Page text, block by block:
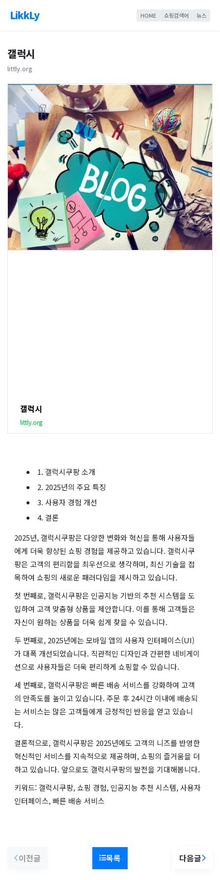
LikkLy HOME 쇼핑검색어 뉴스
갤럭시
littly.org
갤럭시
littly.org
1. 갤럭시쿠팡 소개
2. 2025년의 주요 특징
3. 사용자 경험 개선
4. 결론
2025년, 갤럭시쿠팡은 다양한 변화와 혁신을 통해 사용자들
에게 더욱 향상된 쇼핑 경험을 제공하고 있습니다. 갤럭시쿠
팡은 고객의 편리함을 최우선으로 생각하며, 최신 기술을 접
목하여 쇼핑의 새로운 패러다임을 제시하고 있습니다.
첫 번째로, 갤럭시쿠팡은 인공지능 기반의 추천 시스템을 도
입하여 고객 맞춤형 상품을 제안합니다. 이를 통해 고객들은
자신이 원하는 상품을 더욱 쉽게 찾을 수 있습니다.
두 번째로, 2025년에는 모바일 앱의 사용자 인터페이스(UI)
가 대폭 개선되었습니다. 직관적인 디자인과 간편한 네비게이
션으로 사용자들은 더욱 편리하게 쇼핑할 수 있습니다.
세 번째로, 갤럭시쿠팡은 빠른 배송 서비스를 강화하여 고객
의 만족도를 높이고 있습니다. 주문 후 24시간 이내에 배송되
는 서비스는 많은 고객들에게 긍정적인 반응을 얻고 있습니
다.
결론적으로, 갤럭시쿠팡은 2025년에도 고객의 니즈를 반영한
혁신적인 서비스를 지속적으로 제공하며, 쇼핑의 즐거움을 더
하고 있습니다. 앞으로도 갤럭시쿠팡의 발전을 기대해봅니다.
키워드: 갤럭시쿠팡, 쇼핑 경험, 인공지능 추천 시스템, 사용자
인터페이스, 빠른 배송 서비스
이전글 목록 다음글